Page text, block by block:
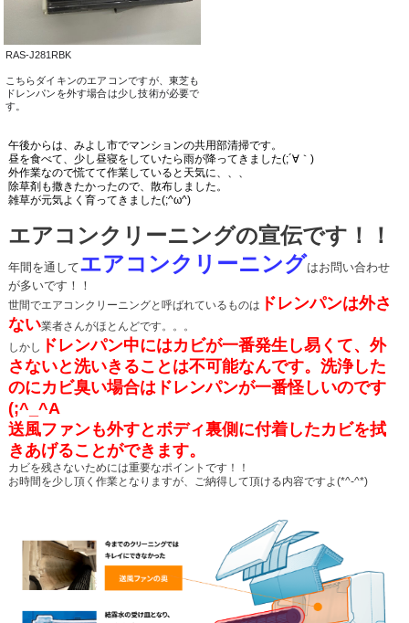
RAS-J281RBK
こちらダイキンのエアコンですが、東芝も
ドレンパンを外す場合は少し技術が必要で
す。
午後からは、みよし市でマンションの共用部清掃です。
昼を食べて、少し昼寝をしていたら雨が降ってきました(;´∀｀)
外作業なので慌てて作業していると天気に、、、
除草剤も撒きたかったので、散布しました。
雑草が元気よく育ってきました(;^ω^)
エアコンクリーニングの宣伝です！！
年間を通してエアコンクリーニングはお問い合わせ
が多いです！！
世間でエアコンクリーニングと呼ばれているものは
ドレンパンは外さ
ない業者さんがほとんどです。。。
しかし
ドレンパン中にはカビが一番発生し易くて、外
さないと洗いきることは不可能なんです。洗浄した
のにカビ臭い場合はドレンパンが一番怪しいのです
(;^_^A
送風ファンも外すとボディ裏側に付着したカビを拭
きあげることができます。
カビを残さないためには重要なポイントです！！
お時間を少し頂く作業となりますが、ご納得して頂ける内容ですよ(*^-^*)